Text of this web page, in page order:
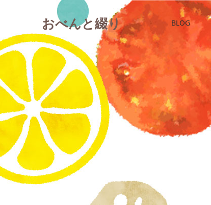
おべんと綴り BLOG